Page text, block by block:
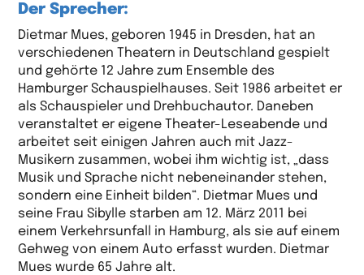
Der Sprecher:
Dietmar Mues, geboren 1945 in Dresden, hat an
verschiedenen Theatern in Deutschland gespielt
und gehörte 12 Jahre zum Ensemble des
Hamburger Schauspielhauses. Seit 1986 arbeitet er
als Schauspieler und Drehbuchautor. Daneben
veranstaltet er eigene Theater-Leseabende und
arbeitet seit einigen Jahren auch mit Jazz-
Musikern zusammen, wobei ihm wichtig ist, „dass
Musik und Sprache nicht nebeneinander stehen,
sondern eine Einheit bilden“. Dietmar Mues und
seine Frau Sibylle starben am 12. März 2011 bei
einem Verkehrsunfall in Hamburg, als sie auf einem
Gehweg von einem Auto erfasst wurden. Dietmar
Mues wurde 65 Jahre alt.